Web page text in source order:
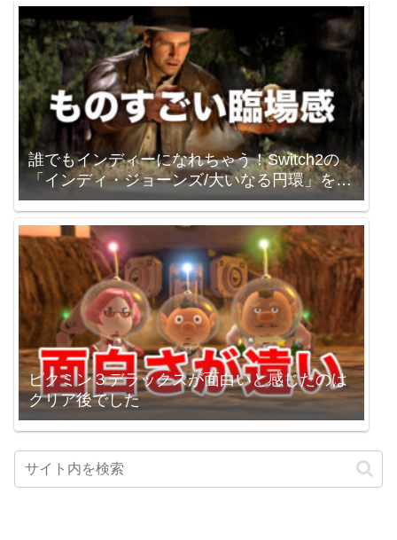
誰でもインディーになれちゃう！Switch2の
「インディ・ジョーンズ/大いなる円環」を買
いました。
ピクミン３デラックスが面白いと感じたのは
クリア後でした